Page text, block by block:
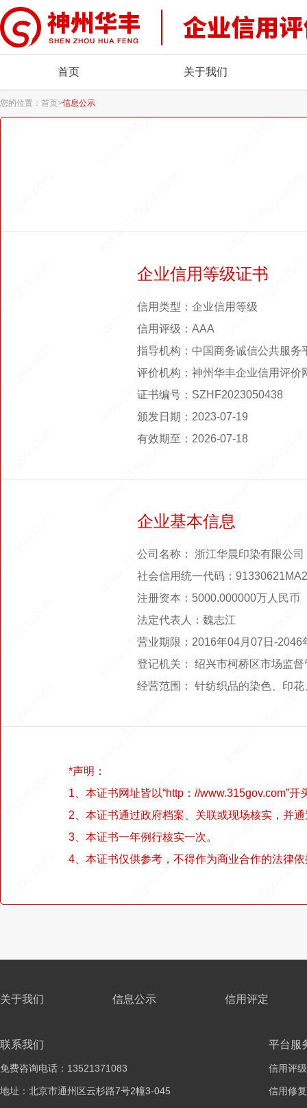
首页 关于我们
您的位置： 首页>信息公示
企业信用等级证书
信用类型：企业信用等级
信用评级：AAA
指导机构：中国商务诚信公共服务
评价机构：神州华丰企业信用评价
证书编号：SZHF2023050438
颁发日期：2023-07-19
有效期至：2026-07-18
企业基本信息
公司名称： 浙江华晨印染有限公司
社会信用统一代码：
注册资本：5000.000000万人民币
法定代表人：魏志江
营业期限：2016年04月07日-
登记机关： 绍兴市柯桥区市场监督
经营范围： 针纺织品的染色、印
*声明：
1、本证书网址皆以“http：//www.315gov.com”开
2、本证书通过政府档案、关联或现场核实，并
3、本证书一年例行核实一次。
4、本证书仅供参考，不得作为商业合作的法律
关于我们 信息公示 信用评定
联系我们
免费咨询电话：13521371083
地址：北京市通州区云杉路7号2幢3-045
平台服
信用评级
信用修复